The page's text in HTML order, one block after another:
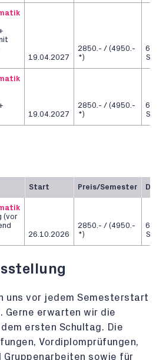
19.04.2027
2850.- / (4950.-
*)
6
19.04.2027
2850.- / (4950.-
*)
6
Start Preis/Semester
(vor
26.10.2026
2850.- / (4950.-
*)
6
uns vor jedem Semesterstart
Gerne erwarten wir die
ersten Schultag. Die
Vordiplomprüfungen,
Gruppenarbeiten sowie für